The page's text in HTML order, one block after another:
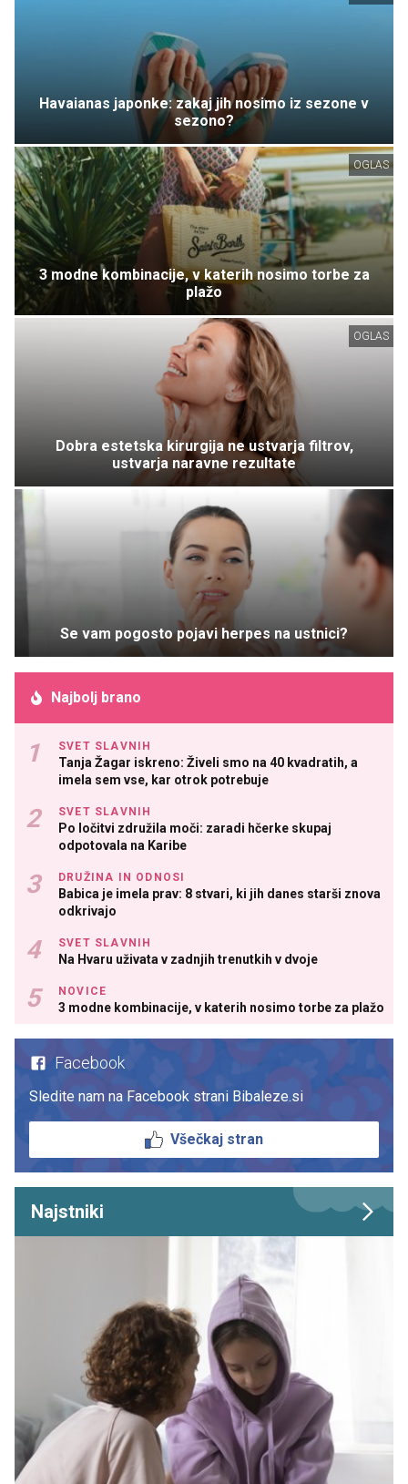
Havaianas japonke: zakaj jih nosimo iz sezone v
sezono?
OGLAS
3 modne kombinacije, v katerih nosimo torbe za
plažo
OGLAS
Dobra estetska kirurgija ne ustvarja filtrov,
ustvarja naravne rezultate
Se vam pogosto pojavi herpes na ustnici?
Najbolj brano
SVET SLAVNIH
Tanja Žagar iskreno: Živeli smo na 40 kvadratih, a
imela sem vse, kar otrok potrebuje
SVET SLAVNIH
Po ločitvi združila moči: zaradi hčerke skupaj
odpotovala na Karibe
DRUŽINA IN ODNOSI
Babica je imela prav: 8 stvari, ki jih danes starši znova
odkrivajo
SVET SLAVNIH
Na Hvaru uživata v zadnjih trenutkih v dvoje
NOVICE
3 modne kombinacije, v katerih nosimo torbe za plažo
Facebook
Sledite nam na Facebook strani Bibaleze.si
Všečkaj stran
Najstniki